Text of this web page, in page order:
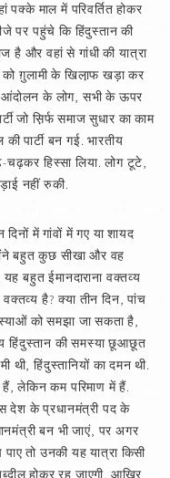
माल में परिवर्तित होकर
पर पहुंचे कि हिंदुस्तान की
है और वहां से गांधी की यात्रा
ग़ुलामी के खिला़फ खड़ा कर
आंदोलन के लोग, सभी के ऊपर
जो स़िर्फ समाज सुधार का काम
पार्टी बन गई. भारतीय
चढ़कर हिस्सा लिया. लोग टूटे,
नहीं रुकी.
में गांवों में गए या शायद
बहुत कुछ सीखा और वह
बहुत ईमानदाराना वक्तव्य
है? क्या तीन दिन, पांच
को समझा जा सकता है,
हिंदुस्तान की समस्या छूआछूत
थी, हिंदुस्तानियों का दमन थी.
लेकिन कम परिमाण में हैं.
देश के प्रधानमंत्री पद के
बन भी जाएं, पर अगर
तो उनकी यह यात्रा किसी
होकर रह जाएगी. आखिर